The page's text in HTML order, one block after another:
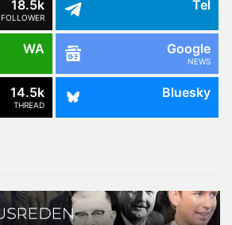
18.5k
FOLLOWER
Tel
WA Google
NEWS
14.5k
THREAD
Bluesky